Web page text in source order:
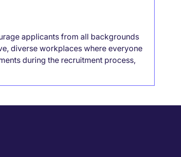
applicants from all backgrounds
diverse workplaces where everyone
during the recruitment process,